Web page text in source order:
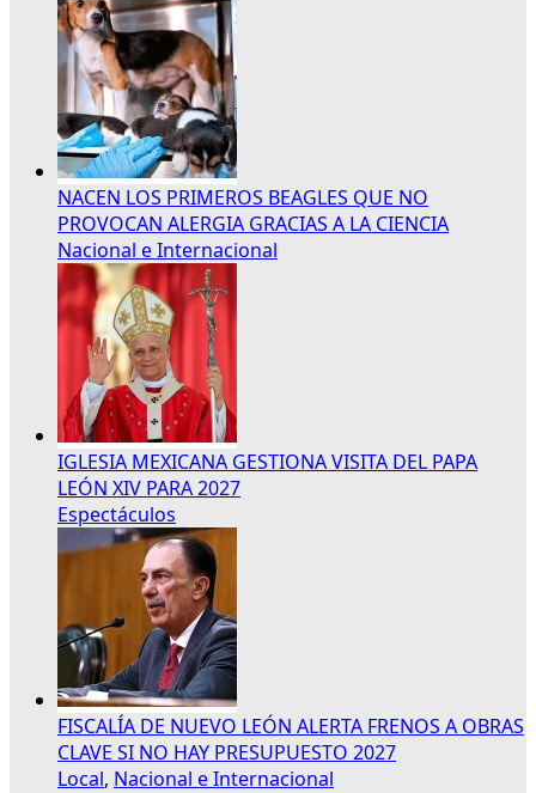
NACEN LOS PRIMEROS BEAGLES QUE NO
PROVOCAN ALERGIA GRACIAS A LA CIENCIA
Nacional e Internacional
IGLESIA MEXICANA GESTIONA VISITA DEL PAPA
LEÓN XIV PARA 2027
Espectáculos
FISCALÍA DE NUEVO LEÓN ALERTA FRENOS A OBRAS
CLAVE SI NO HAY PRESUPUESTO 2027
Local, Nacional e Internacional